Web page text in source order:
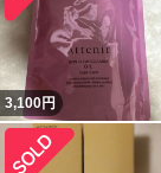
3,100円